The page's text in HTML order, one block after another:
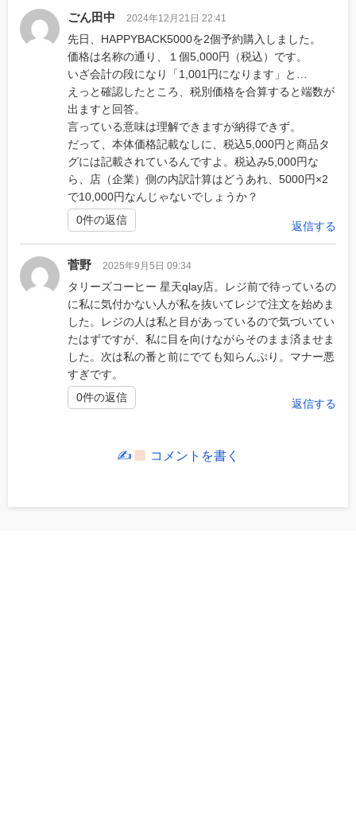
ごん田中 2024年12月21日 22:41
先日、HAPPYBACK5000を2個予約購入しました。
価格は名称の通り、１個5,000円（税込）です。
いざ会計の段になり「1,001円になります」と…
えっと確認したところ、税別価格を合算すると端数が
出ますと回答。
言っている意味は理解できますが納得できず。
だって、本体価格記載なしに、税込5,000円と商品タ
グには記載されているんですよ。税込み5,000円な
ら、店（企業）側の内訳計算はどうあれ、5000円×2
で10,000円なんじゃないでしょうか？
返信する
0件の返信
菅野 2025年9月5日 09:34
タリーズコーヒー 星天qlay店。レジ前で待っているの
に私に気付かない人が私を抜いてレジで注文を始めま
した。レジの人は私と目があっているので気づいてい
たはずですが、私に目を向けながらそのまま済ませま
した。次は私の番と前にでても知らんぷり。マナー悪
すぎです。
返信する
0件の返信
✍ コメントを書く